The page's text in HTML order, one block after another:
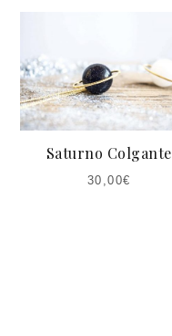
Saturno Colgante
30,00€